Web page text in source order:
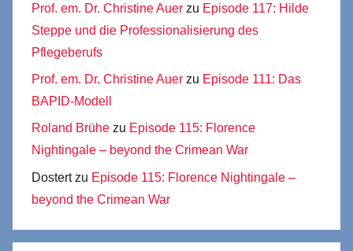
Prof. em. Dr. Christine Auer zu Episode 117: Hilde
Steppe und die Professionalisierung des
Pflegeberufs
Prof. em. Dr. Christine Auer zu Episode 111: Das
BAPID-Modell
Roland Brühe zu Episode 115: Florence
Nightingale – beyond the Crimean War
Dostertzu Episode 115: Florence Nightingale –
beyond the Crimean War